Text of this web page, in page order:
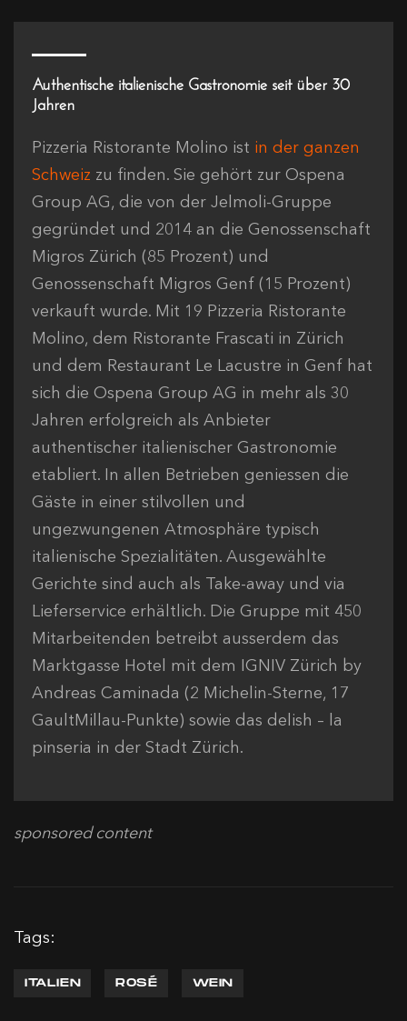
Authentische italienische Gastronomie seit über 30
Jahren
Pizzeria Ristorante Molino ist in der ganzen
Schweiz zu finden. Sie gehört zur Ospena
Group AG, die von der Jelmoli-Gruppe
gegründet und 2014 an die Genossenschaft
Migros Zürich (85 Prozent) und
Genossenschaft Migros Genf (15 Prozent)
verkauft wurde. Mit 19 Pizzeria Ristorante
Molino, dem Ristorante Frascati in Zürich
und dem Restaurant Le Lacustre in Genf hat
sich die Ospena Group AG in mehr als 30
Jahren erfolgreich als Anbieter
authentischer italienischer Gastronomie
etabliert. In allen Betrieben geniessen die
Gäste in einer stilvollen und
ungezwungenen Atmosphäre typisch
italienische Spezialitäten. Ausgewählte
Gerichte sind auch als Take-away und via
Lieferservice erhältlich. Die Gruppe mit 450
Mitarbeitenden betreibt ausserdem das
Marktgasse Hotel mit dem IGNIV Zürich by
Andreas Caminada (2 Michelin-Sterne, 17
GaultMillau-Punkte) sowie das delish – la
pinseria in der Stadt Zürich.
sponsored content
Tags:
ITALIEN ROSÉ WEIN